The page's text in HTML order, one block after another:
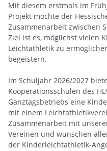
Mit diesem erstmals im
Projekt möchte der
Zusammenarbeit zwischen
Ziel ist es, möglichst vielen
Leichtathletik zu
begeistern.
Im Schuljahr 2026/2027
Kooperationsschulen des
Ganztagsbetriebs eine
mit einem
Zusammenarbeit mit
Vereinen und wünschen
der Kinderleichtathletik-